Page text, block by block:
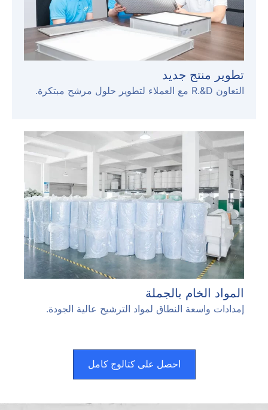
تطوير منتج جديد
التعاون R.&D مع العملاء لتطوير حلول مرشح مبتكرة.
المواد الخام بالجملة
إمدادات واسعة النطاق لمواد الترشيح عالية الجودة.
احصل على كتالوج كامل